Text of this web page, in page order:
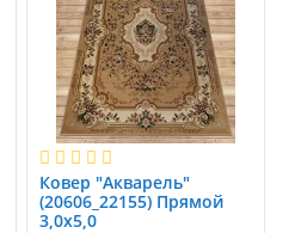
Ковер "Акварель"
(20606_22155) Прямой
3,0х5,0